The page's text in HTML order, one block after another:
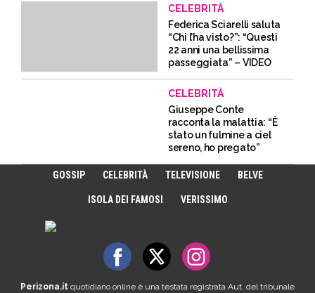
CELEBRITÀ
Federica Sciarelli saluta
“Chi l’ha visto?”: “Questi
22 anni una bellissima
passeggiata” – VIDEO
CELEBRITÀ
Giuseppe Conte
racconta la malattia: “È
stato un fulmine a ciel
sereno, ho pregato”
GOSSIP CELEBRITÀ TELEVISIONE BELVE
ISOLA DEI FAMOSI VERISSIMO
Perizona.it quotidiano online è una testata registrata Aut. del tribunale